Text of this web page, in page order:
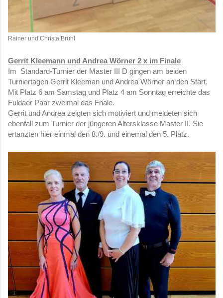
Rainer und Christa Brühl
Gerrit Kleemann und Andrea Wörner 2 x im Finale
Im Standard-Turnier der Master III D gingen am beiden
Turniertagen Gerrit Kleeman und Andrea Wörner an den Start.
Mit Platz 6 am Samstag und Platz 4 am Sonntag erreichte das
Fuldaer Paar zweimal das Fnale.
Gerrit und Andrea zeigten sich motiviert und meldeten sich
ebenfall zum Turnier der jüngeren Altersklasse Master II. Sie
ertanzten hier einmal den 8./9. und einemal den 5. Platz.